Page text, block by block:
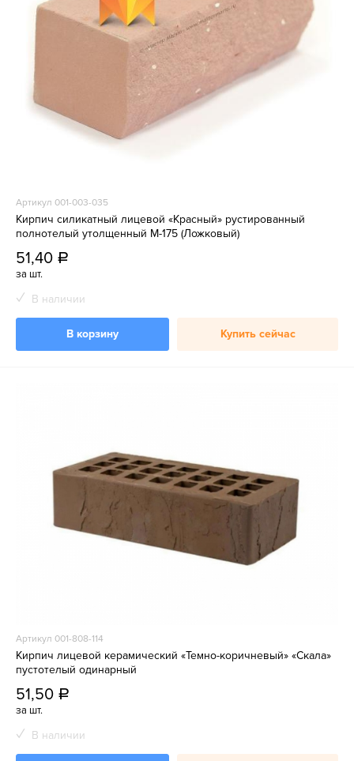
Артикул 001-003-035
Кирпич силикатный лицевой «Красный» рустированный
полнотелый утолщенный М-175 (Ложковый)
51,40 a
за шт.
В наличии
В корзину Купить сейчас
Артикул 001-808-114
Кирпич лицевой керамический «Темно-коричневый» «Скала»
пустотелый одинарный
51,50 a
за шт.
В наличии